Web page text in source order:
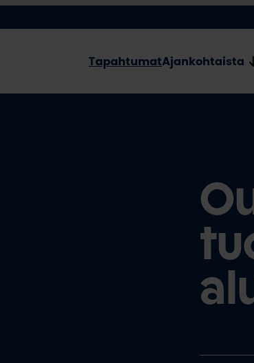
TapahtumatAjankohtaista